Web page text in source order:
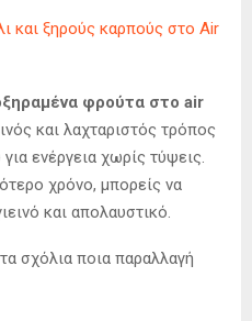
και ξηρούς καρπούς στο Air
φρούτα στο air
και λαχταριστός τρόπος
ενέργεια χωρίς τύψεις.
χρόνο, μπορείς να
και απολαυστικό.
σχόλια ποια παραλλαγή